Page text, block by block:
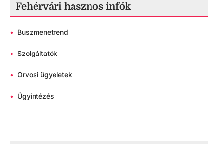
Fehérvári hasznos infók
• Buszmenetrend
• Szolgáltatók
• Orvosi ügyeletek
• Ügyintézés